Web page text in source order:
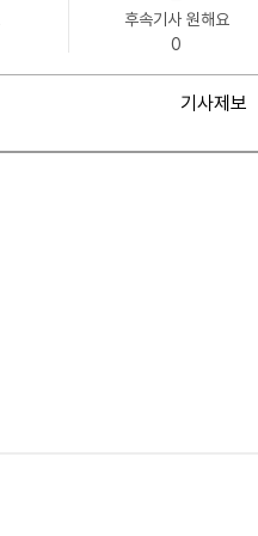
후속기사 원해요
0
기사제보